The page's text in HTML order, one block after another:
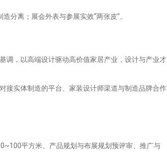
分离；展会外表与参展实效“两张皮”。
调，以高端设计驱动高价值家居产业，设计与产业才
接实体制造的平台、家装设计师渠道与制造品牌合作
平方米、产品规划与布展规划预评审、推广与